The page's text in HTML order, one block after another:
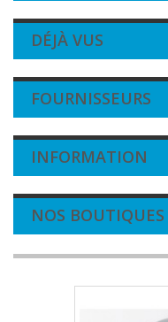
DÉJÀ VUS
FOURNISSEURS
INFORMATION
NOS BOUTIQUES